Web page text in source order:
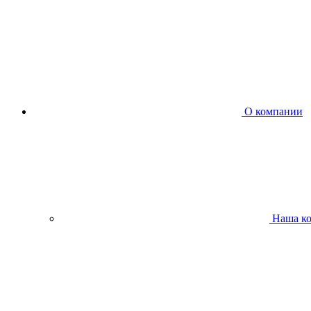
О компании
Наша